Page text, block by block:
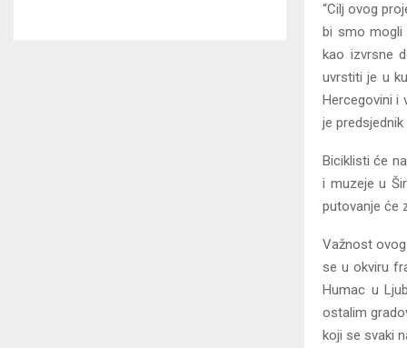
“Cilj ovog
bi smo
kao izvrsne
uvrstiti je u
Hercegovini i
je
Biciklisti će
i muzeje u
putovanje će
Važnost
se u okviru
Humac u
ostalim
koji se svaki